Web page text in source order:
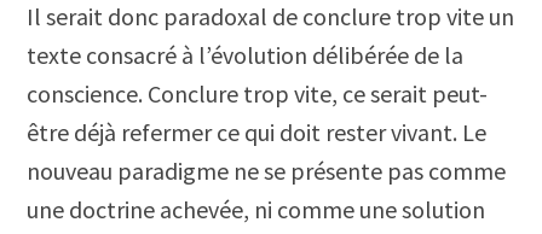
Il serait donc paradoxal de conclure trop vite un
texte consacré à l’évolution délibérée de la
conscience. Conclure trop vite, ce serait peut-
être déjà refermer ce qui doit rester vivant. Le
nouveau paradigme ne se présente pas comme
une doctrine achevée, ni comme une solution